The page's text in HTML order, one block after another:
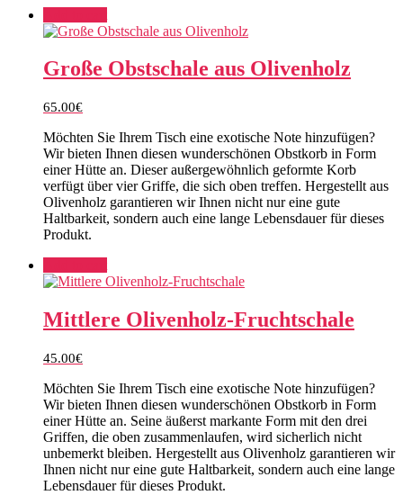
Große Obstschale aus Olivenholz
65.00€
Möchten Sie Ihrem Tisch eine exotische Note hinzufügen?
Wir bieten Ihnen diesen wunderschönen Obstkorb in Form
einer Hütte an. Dieser außergewöhnlich geformte Korb
verfügt über vier Griffe, die sich oben treffen. Hergestellt aus
Olivenholz garantieren wir Ihnen nicht nur eine gute
Haltbarkeit, sondern auch eine lange Lebensdauer für dieses
Produkt.
Mittlere Olivenholz-Fruchtschale
45.00€
Möchten Sie Ihrem Tisch eine exotische Note hinzufügen?
Wir bieten Ihnen diesen wunderschönen Obstkorb in Form
einer Hütte an. Seine äußerst markante Form mit den drei
Griffen, die oben zusammenlaufen, wird sicherlich nicht
unbemerkt bleiben. Hergestellt aus Olivenholz garantieren wir
Ihnen nicht nur eine gute Haltbarkeit, sondern auch eine lange
Lebensdauer für dieses Produkt.